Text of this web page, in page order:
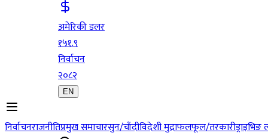
अमेरिकी डलर
१५१.९
निर्वाचन
२०८२
EN
निर्वाचनराजनीतिप्रमुख समाचारसुन/चाँदीविदेशी मुद्राफलफूल/तरकारी